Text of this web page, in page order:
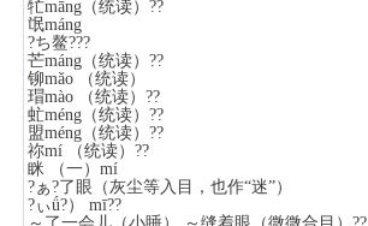
牤māng（统读）??
氓máng
?ち鳌???
芒máng（统读）??
铆mǎo （统读）
瑁mào （统读）??
虻méng（统读）??
盟méng（统读）??
祢mí （统读）??
眯 （一）mí
?ぁ?了眼（灰尘等入目，也作“迷”）
?ぃǘ?） mī??